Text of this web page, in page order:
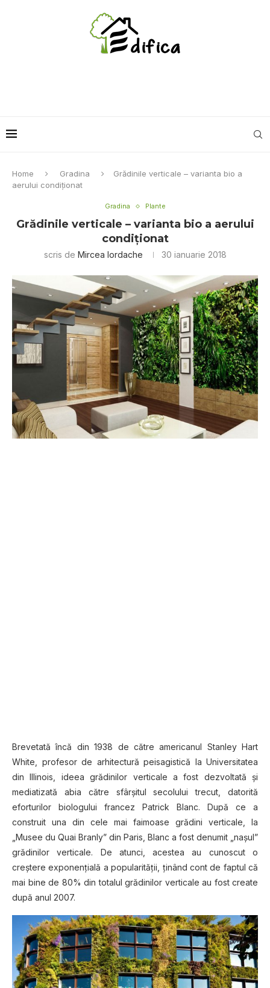
Home Gradina
Grădinile verticale – varianta bio a
aerului condiţionat
Gradina Plante
Grădinile verticale – varianta bio a aerului
condiţionat
scris de Mircea Iordache 30 ianuarie 2018
Brevetată încă din 1938 de către americanul Stanley Hart
White, profesor de arhitectură peisagistică la Universitatea
din Illinois, ideea grădinilor verticale a fost dezvoltată şi
mediatizată abia către sfârşitul secolului trecut, datorită
eforturilor biologului francez Patrick Blanc. După ce a
construit una din cele mai faimoase grădini verticale, la
„Musee du Quai Branly” din Paris, Blanc a fost denumit „naşul”
grădinilor verticale. De atunci, acestea au cunoscut o
creştere exponenţială a popularităţii, ţinând cont de faptul că
mai bine de 80% din totalul grădinilor verticale au fost create
după anul 2007.